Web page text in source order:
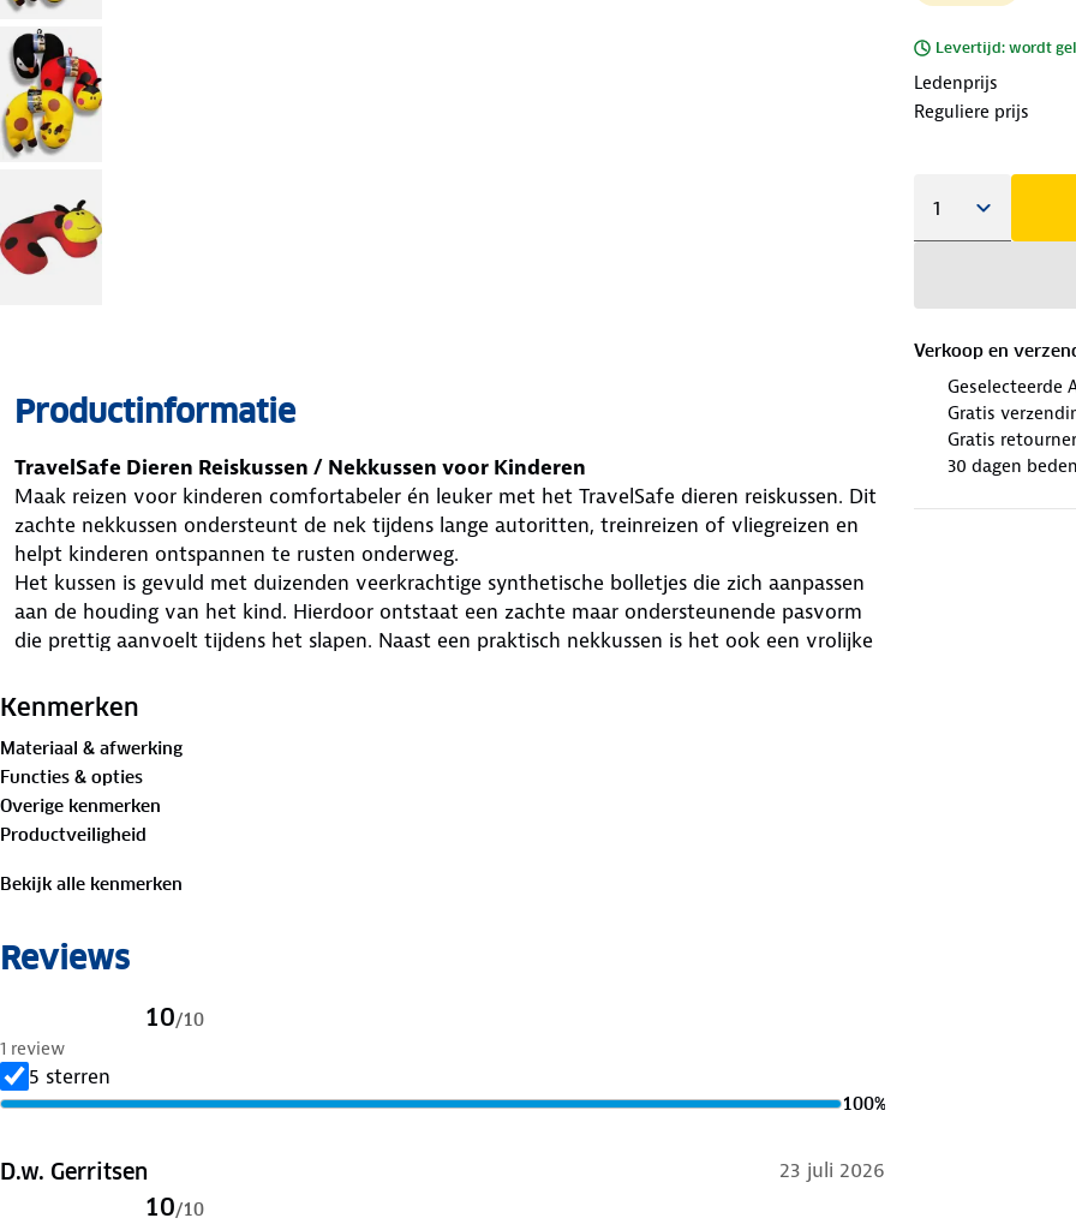
Levertijd: wordt
Ledenprijs
Reguliere prijs
Verkoop en
Geselecteerde
Gratis
Gratis
30 dagen
Productinformatie
TravelSafe Dieren Reiskussen / Nekkussen voor Kinderen
Maak reizen voor kinderen comfortabeler én leuker met het TravelSafe dieren reiskussen. Dit
zachte nekkussen ondersteunt de nek tijdens lange autoritten, treinreizen of vliegreizen en
helpt kinderen ontspannen te rusten onderweg.
Het kussen is gevuld met duizenden veerkrachtige synthetische bolletjes die zich aanpassen
aan de houding van het kind. Hierdoor ontstaat een zachte maar ondersteunende pasvorm
die prettig aanvoelt tijdens het slapen. Naast een praktisch nekkussen is het ook een vrolijke
Dankzij het lichte gewicht en compacte formaat neem je het kussen eenvoudig mee in de
Specificaties
Afmetingen: 31 × 27 × 15 cm
Gewicht: 160 g
Materiaal: Polyester / Spandex
Vulling: Veerkrachtige synthetische bolletjes
Comfortabel én speels reiskussen dat slapen onderweg een stuk aangenamer maakt voor
Kenmerken
Materiaal & afwerking
Functies & opties
Overige kenmerken
Productveiligheid
Bekijk alle kenmerken
Reviews
10/10
1 review
5 sterren
100%
D.w. Gerritsen 23 juli 2026
10/10